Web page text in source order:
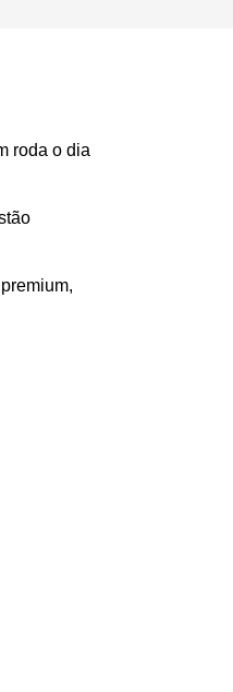
roda o dia